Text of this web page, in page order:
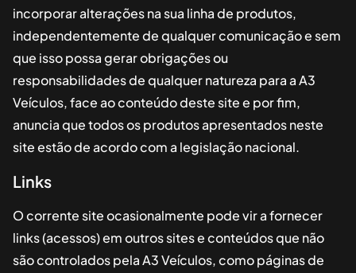
incorporar alterações na sua linha de produtos,
independentemente de qualquer comunicação e sem
que isso possa gerar obrigações ou
responsabilidades de qualquer natureza para aA3
Veículos, face ao conteúdo deste site e por fim,
anuncia que todos os produtos apresentados neste
site estão de acordo com a legislação nacional.
Links
O corrente site ocasionalmente pode vir a fornecer
links (acessos) em outros sites e conteúdos que não
são controlados pelaA3 Veículos, como páginas de